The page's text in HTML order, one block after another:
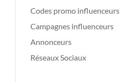
Codes promo influenceurs
Campagnes influenceurs
Annonceurs
Réseaux Sociaux